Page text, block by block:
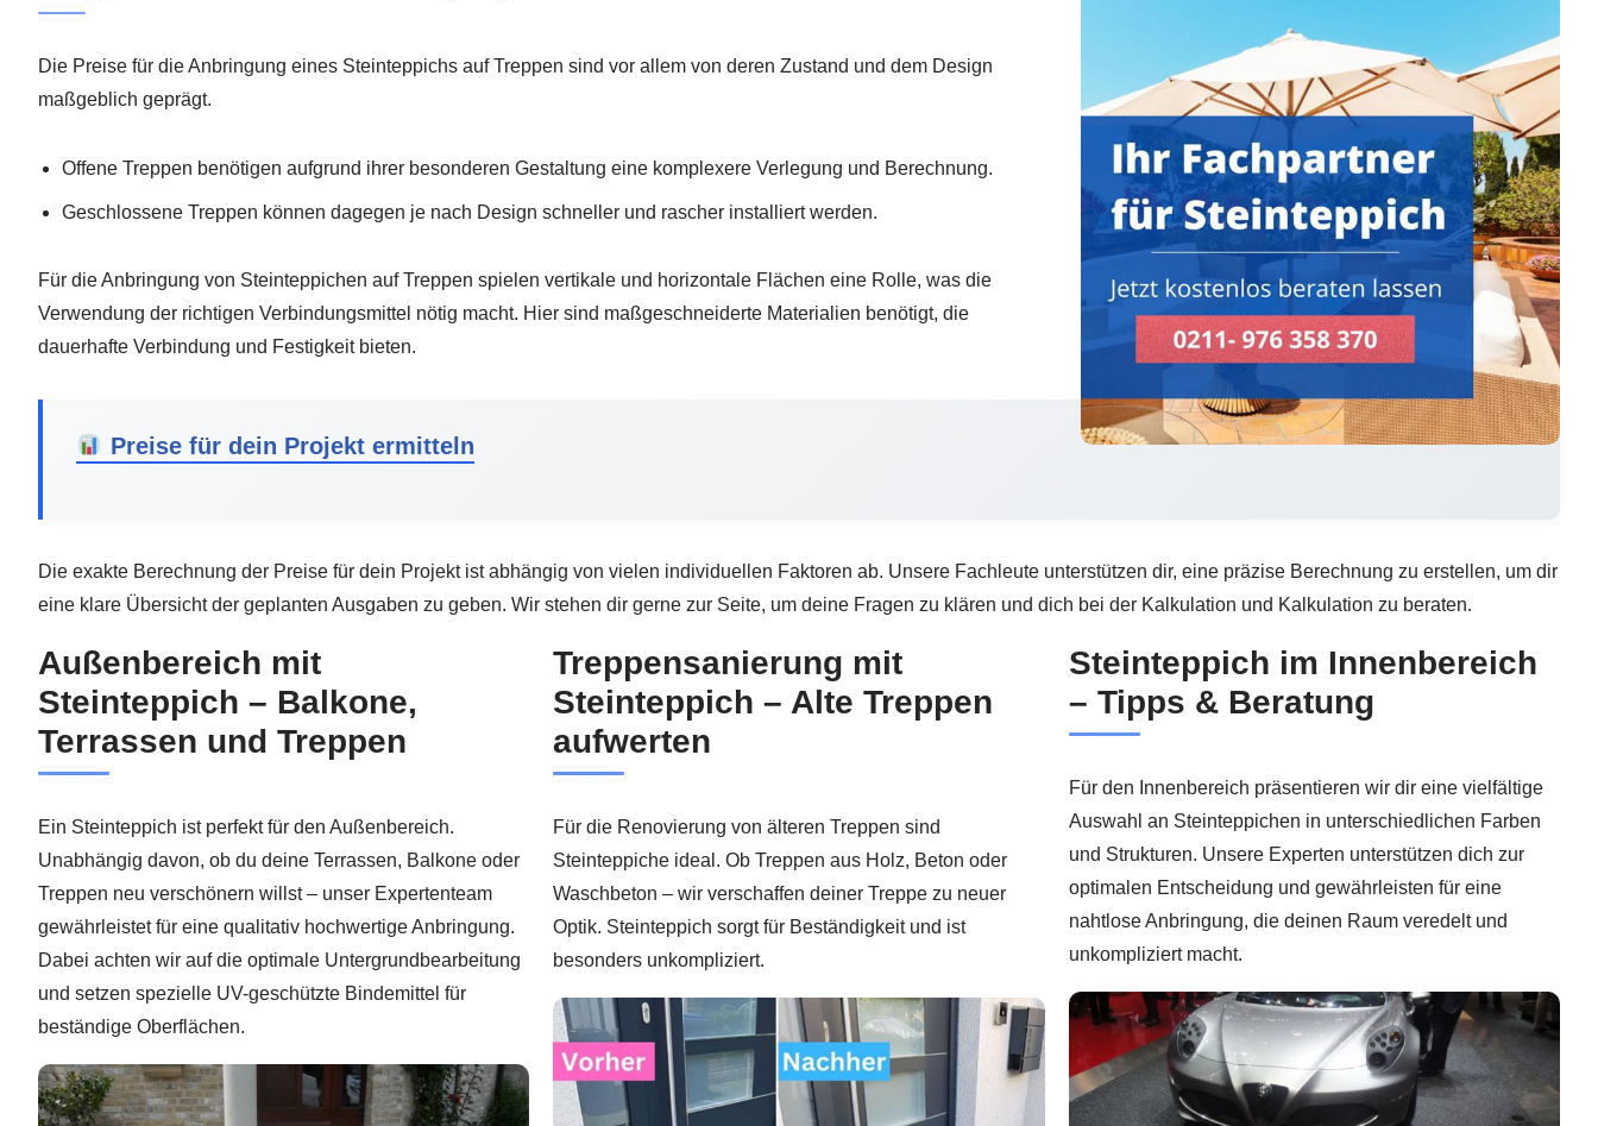
Die Preise für die Anbringung eines Steinteppichs auf Treppen sind vor allem von deren Zustand und dem Design
maßgeblich geprägt.
Offene Treppen benötigen aufgrund ihrer besonderen Gestaltung eine komplexere Verlegung und Berechnung.
Geschlossene Treppen können dagegen je nach Design schneller und rascher installiert werden.
Für die Anbringung von Steinteppichen auf Treppen spielen vertikale und horizontale Flächen eine Rolle, was die
Verwendung der richtigen Verbindungsmittel nötig macht. Hier sind maßgeschneiderte Materialien benötigt, die
dauerhafte Verbindung und Festigkeit bieten.
Preise für dein Projekt ermitteln
Die exakte Berechnung der Preise für dein Projekt ist abhängig von vielen individuellen Faktoren ab. Unsere Fachleute unterstützen dir, eine präzise Berechnung zu erstellen, um dir
eine klare Übersicht der geplanten Ausgaben zu geben. Wir stehen dir gerne zur Seite, um deine Fragen zu klären und dich bei der Kalkulation und Kalkulation zu beraten.
Außenbereich mit
Steinteppich – Balkone,
Terrassen und Treppen
Ein Steinteppich ist perfekt für den Außenbereich.
Unabhängig davon, ob du deine Terrassen, Balkone oder
Treppen neu verschönern willst – unser Expertenteam
gewährleistet für eine qualitativ hochwertige Anbringung.
Dabei achten wir auf die optimale Untergrundbearbeitung
und setzen spezielle UV-geschützte Bindemittel für
beständige Oberflächen.
Treppensanierung mit
Steinteppich – Alte Treppen
aufwerten
Für die Renovierung von älteren Treppen sind
Steinteppiche ideal. Ob Treppen aus Holz, Beton oder
Waschbeton – wir verschaffen deiner Treppe zu neuer
Optik. Steinteppich sorgt für Beständigkeit und ist
besonders unkompliziert.
Steinteppich im Innenbereich
– Tipps & Beratung
Für den Innenbereich präsentieren wir dir eine vielfältige
Auswahl an Steinteppichen in unterschiedlichen Farben
und Strukturen. Unsere Experten unterstützen dich zur
optimalen Entscheidung und gewährleisten für eine
nahtlose Anbringung, die deinen Raum veredelt und
unkompliziert macht.